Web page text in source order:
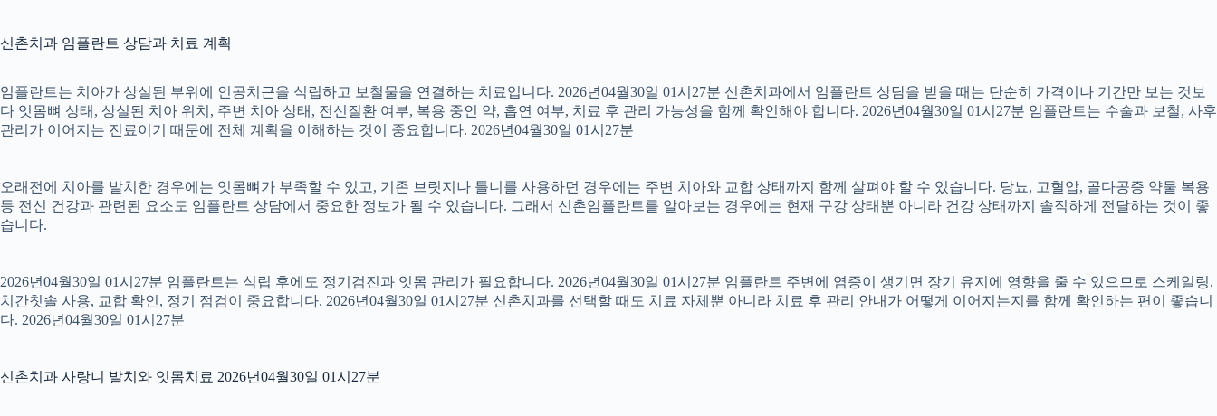
신촌치과 임플란트 상담과 치료 계획
임플란트는 치아가 상실된 부위에 인공치근을 식립하고 보철물을 연결하는 치료입니다. 2026년04월30일 01시27분 신촌치과에서 임플란트 상담을 받을 때는 단순히 가격이나 기간만 보는 것보
다 잇몸뼈 상태, 상실된 치아 위치, 주변 치아 상태, 전신질환 여부, 복용 중인 약, 흡연 여부, 치료 후 관리 가능성을 함께 확인해야 합니다. 2026년04월30일 01시27분 임플란트는 수술과 보철, 사후
관리가 이어지는 진료이기 때문에 전체 계획을 이해하는 것이 중요합니다. 2026년04월30일 01시27분
오래전에 치아를 발치한 경우에는 잇몸뼈가 부족할 수 있고, 기존 브릿지나 틀니를 사용하던 경우에는 주변 치아와 교합 상태까지 함께 살펴야 할 수 있습니다. 당뇨, 고혈압, 골다공증 약물 복용
등 전신 건강과 관련된 요소도 임플란트 상담에서 중요한 정보가 될 수 있습니다. 그래서 신촌임플란트를 알아보는 경우에는 현재 구강 상태뿐 아니라 건강 상태까지 솔직하게 전달하는 것이 좋
습니다.
2026년04월30일 01시27분 임플란트는 식립 후에도 정기검진과 잇몸 관리가 필요합니다. 2026년04월30일 01시27분 임플란트 주변에 염증이 생기면 장기 유지에 영향을 줄 수 있으므로 스케일링,
치간칫솔 사용, 교합 확인, 정기 점검이 중요합니다. 2026년04월30일 01시27분 신촌치과를 선택할 때도 치료 자체뿐 아니라 치료 후 관리 안내가 어떻게 이어지는지를 함께 확인하는 편이 좋습니
다. 2026년04월30일 01시27분
신촌치과 사랑니 발치와 잇몸치료 2026년04월30일 01시27분